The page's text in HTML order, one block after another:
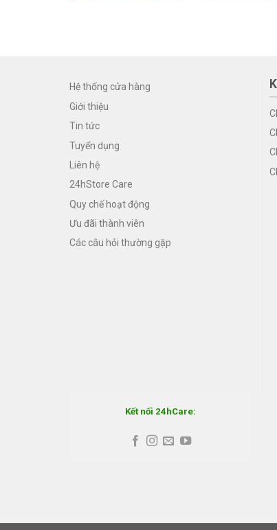
Hệ thống cửa hàng
Giới thiệu
Tin tức
Tuyển dụng
Liên hệ
24hStore Care
Quy chế hoạt động
Ưu đãi thành viên
Các câu hỏi thường gặp
Kết nối 24hCare: